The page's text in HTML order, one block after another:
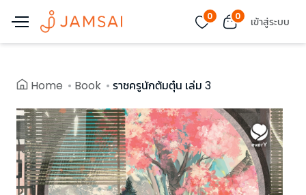
0 0 เข้าสู่ระบบ
Home Book ราชครูนักต้มตุ๋น เล่ม 3